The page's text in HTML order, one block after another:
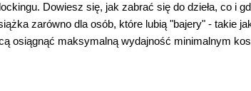
Dowiesz się, jak zabrać się do dzieła, co i
zarówno dla osób, które lubią "bajery" - takie
osiągnąć maksymalną wydajność minimalnym